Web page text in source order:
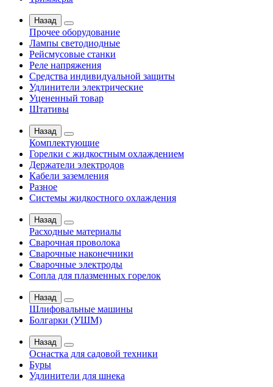
Назад
Прочее оборудование
Лампы светодиодные
Рейсмусовые станки
Реле напряжения
Средства индивидуальной защиты
Удлинители электрические
Уцененный товар
Штативы
Назад
Комплектующие
Горелки с жидкостным охлаждением
Держатели электродов
Кабели заземления
Разное
Системы жидкостного охлаждения
Назад
Расходные материалы
Сварочная проволока
Сварочные наконечники
Сварочные электроды
Сопла для плазменных горелок
Назад
Шлифовальные машины
Болгарки (УШМ)
Назад
Оснастка для садовой техники
Буры
Удлинители для шнека